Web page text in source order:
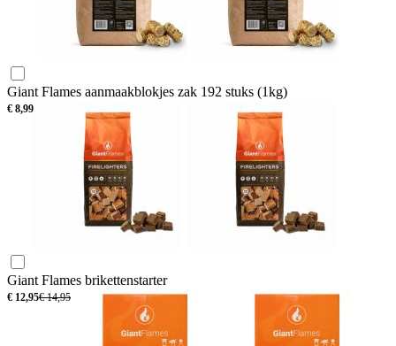
Giant Flames aanmaakblokjes zak 192 stuks (1kg)
€ 8,99
Giant Flames brikettenstarter
€ 12,95€14,95